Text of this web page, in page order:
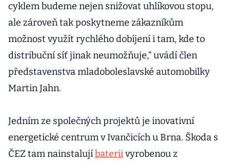
cyklem budeme nejen snižovat uhlíkovou stopu,
ale zároveň tak poskytneme zákazníkům
možnost využít rychlého dobíjení i tam, kde to
distribuční síť jinak neumožňuje,“ uvádí člen
představenstva mladoboleslavské automobilky
Martin Jahn.
Jedním ze společných projektů je inovativní
energetické centrum v Ivančicích u Brna. Škoda s
ČEZ tam nainstalujíbateriivyrobenou z